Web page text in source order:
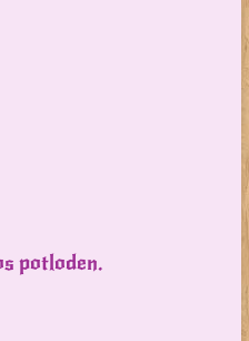
potloden.